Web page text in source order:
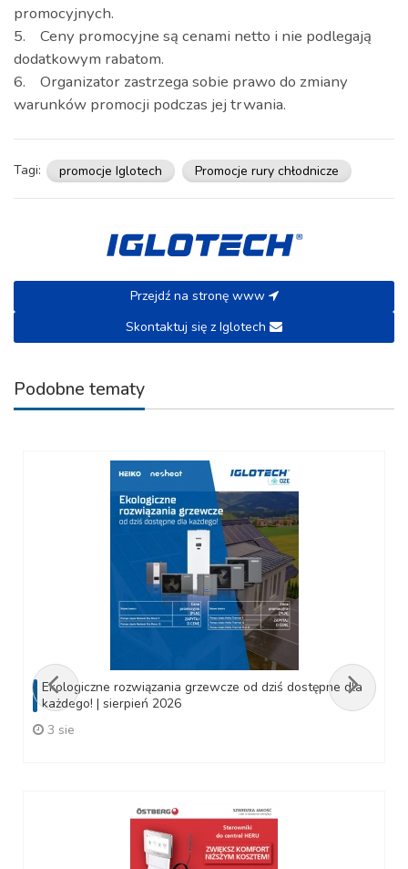
promocyjnych.
5. Ceny promocyjne są cenami netto i nie podlegają
dodatkowym rabatom.
6. Organizator zastrzega sobie prawo do zmiany
warunków promocji podczas jej trwania.
Tagi: promocje Iglotech Promocje rury chłodnicze
Przejdź na stronę www
Skontaktuj się z Iglotech
Podobne tematy
Ekologiczne rozwiązania grzewcze od dziś dostępne dla
każdego! | sierpień 2026
3 sie